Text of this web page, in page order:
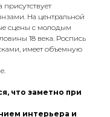
присутствует
На центральной
сцены с молодым
18 века. Роспись
имеет объемную
что заметно при
интерьера и